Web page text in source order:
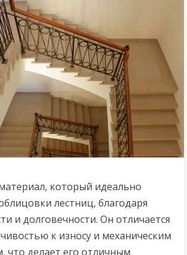
который идеально
лестниц, благодаря
и долговечности. Он отличается
к износу и механическим
что делает его отличным